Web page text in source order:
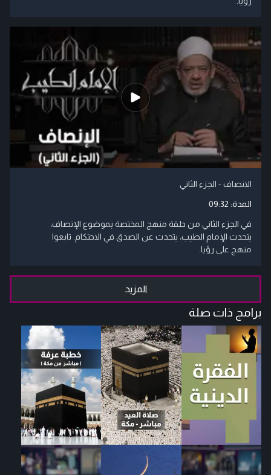
الانصاف - الجزء الثاني
المدة: 09:32
في الجزء الثاني من حلقة منهج المختصة بموضوع الإنصاف،
يتحدث الإمام الطيب، يتحدث عن الصدق في الاحتكام. تابعوا
منهج على رؤيا.
المزيد
برامج ذات صلة